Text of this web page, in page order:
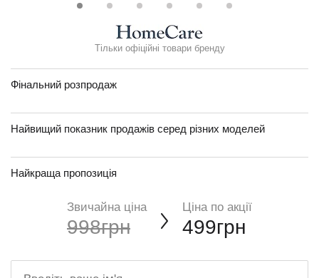
Тільки офіційні товари бренду
Фінальний розпродаж
Найвищий показник продажів серед різних моделей
Найкраща пропозиція
Звичайна ціна
998грн
Ціна по акції
499грн